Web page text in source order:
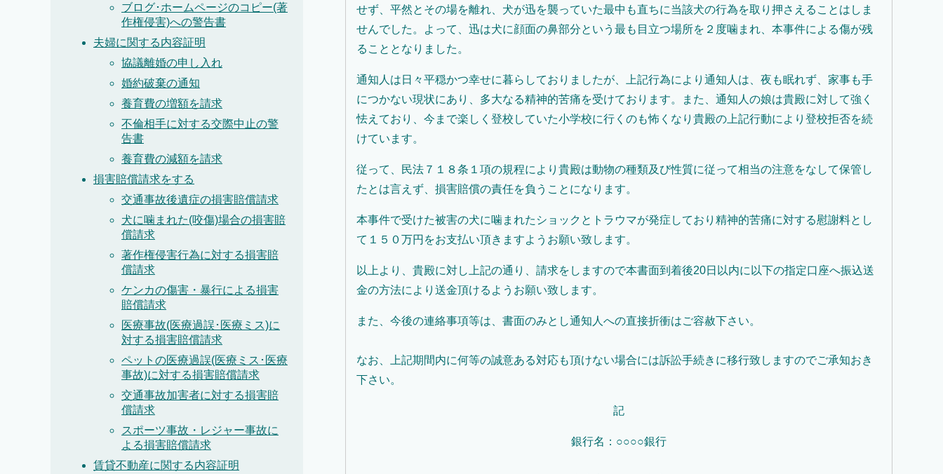
せず、平然とその場を離れ、犬が迅を襲っていた最中も直ちに当該犬の行為を取り押さえることはしま
せんでした。よって、迅は犬に顔面の鼻部分という最も目立つ場所を２度噛まれ、本事件による傷が残
ることとなりました。
通知人は日々平穏かつ幸せに暮らしておりましたが、上記行為により通知人は、夜も眠れず、家事も手
につかない現状にあり、多大なる精神的苦痛を受けております。また、通知人の娘は貴殿に対して強く
怯えており、今まで楽しく登校していた小学校に行くのも怖くなり貴殿の上記行動により登校拒否を続
けています。
従って、民法７１８条１項の規程により貴殿は動物の種類及び性質に従って相当の注意をなして保管し
たとは言えず、損害賠償の責任を負うことになります。
本事件で受けた被害の犬に噛まれたショックとトラウマが発症しており精神的苦痛に対する慰謝料とし
て１５０万円をお支払い頂きますようお願い致します。
以上より、貴殿に対し上記の通り、請求をしますので本書面到着後20日以内に以下の指定口座へ振込送
金の方法により送金頂けるようお願い致します。
また、今後の連絡事項等は、書面のみとし通知人への直接折衝はご容赦下さい。
なお、上記期間内に何等の誠意ある対応も頂けない場合には訴訟手続きに移行致しますのでご承知おき
下さい。
記
銀行名：○○○○銀行
ブログ･ホームページのコピー(著
作権侵害)への警告書
夫婦に関する内容証明
協議離婚の申し入れ
婚約破棄の通知
養育費の増額を請求
不倫相手に対する交際中止の警
告書
養育費の減額を請求
損害賠償請求をする
交通事故後遺症の損害賠償請求
犬に噛まれた(咬傷)場合の損害賠
償請求
著作権侵害行為に対する損害賠
償請求
ケンカの傷害・暴行による損害
賠償請求
医療事故(医療過誤･医療ミス)に
対する損害賠償請求
ペットの医療過誤(医療ミス･医療
事故)に対する損害賠償請求
交通事故加害者に対する損害賠
償請求
スポーツ事故・レジャー事故に
よる損害賠償請求
賃貸不動産に関する内容証明